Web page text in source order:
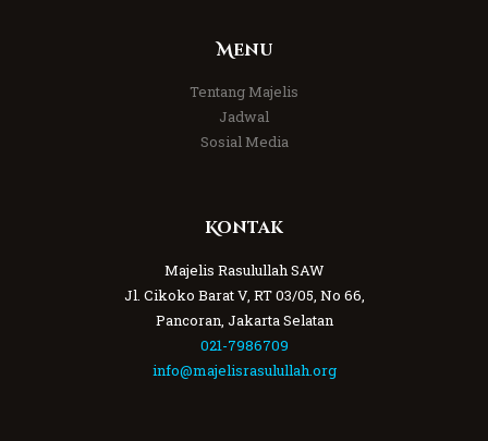
Menu
Tentang Majelis
Jadwal
Sosial Media
Kontak
Majelis Rasulullah SAW
Jl. Cikoko Barat V, RT 03/05, No 66,
Pancoran, Jakarta Selatan
021-7986709
info@majelisrasulullah.org